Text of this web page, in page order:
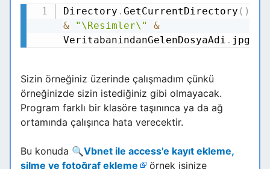
Directory . GetCurrentDirectory ( )
&
"\Resimler\"
&
VeritabanindanGelenDosyaAdi . jpg
Kodu Kopyala
Sizin örneğiniz üzerinde çalışmadım çünkü
örneğinizde sizin istediğiniz gibi olmayacak.
Program farklı bir klasöre taşınınca ya da ağ
ortamında çalışınca hata verecektir.
Bu konuda 🔍Vbnet ile access'e kayıt ekleme,
silme ve fotoğraf ekleme
örnek işinize